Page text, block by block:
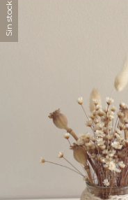
Sin stock